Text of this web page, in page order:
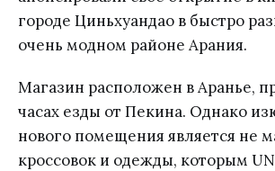
городе Циньхуандао в быстро
очень модном районе Арания.
Магазин расположен в Аранье,
часах езды от Пекина. Однако
нового помещения является не
кроссовок и одежды, которым